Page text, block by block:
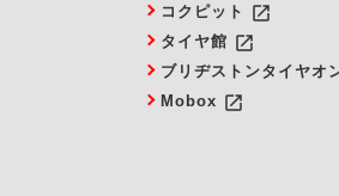
コクピット launch
タイヤ館 launch
ブリヂストンタイヤオ
Mobox launch